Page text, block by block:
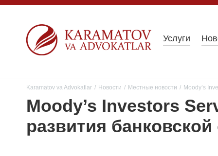
Услуги
Karamatov va Advokatlar / Новости / Местные новости / Moody’s
Moody’s Investors
развития